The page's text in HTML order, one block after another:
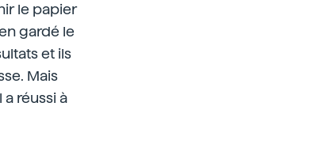
le papier
gardé le
et ils
Mais
réussi à